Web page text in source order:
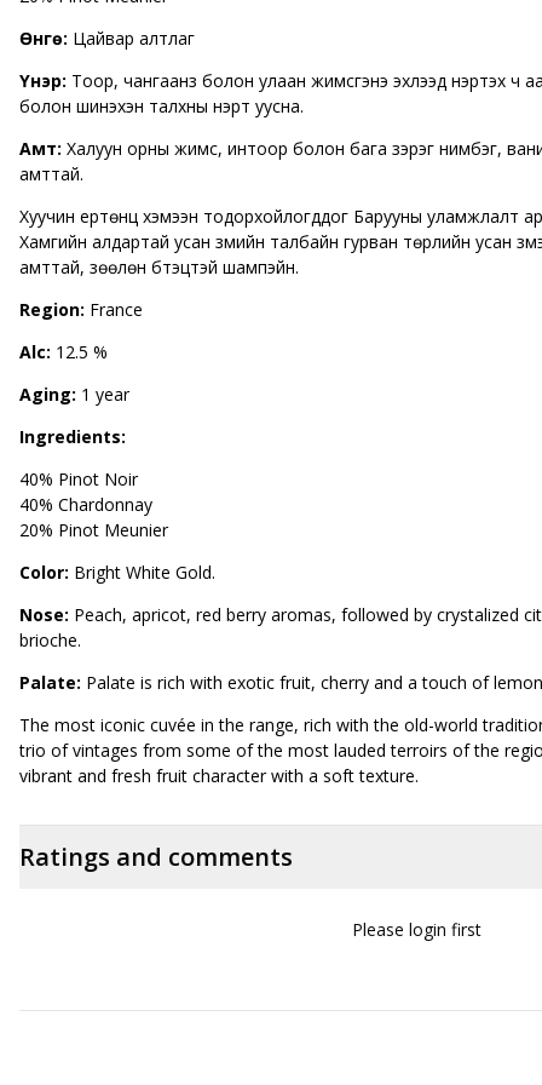
Өнгө: Цайвар алтлаг
Үнэр: Тоор, чангаанз болон улаан жимсгэнэ эхлээд үнэртэх ч
болон шинэхэн талхны үнэрт уусна.
Амт: Халуун орны жимс, интоор болон бага зэрэг нимбэг,
амттай.
Хуучин ертөнц хэмээн тодорхойлогддог Барууны уламжлалт
Хамгийн алдартай усан үзмийн талбайн гурван төрлийн усан
амттай, зөөлөн бүтэцтэй шампэйн.
Region: France
Alc: 12.5 %
Aging: 1 year
Ingredients:
40% Pinot Noir
40% Chardonnay
20% Pinot Meunier
Color: Bright White Gold.
Nose: Peach, apricot, red berry aromas, followed by crystalized
brioche.
Palate: Palate is rich with exotic fruit, cherry and a touch of
The most iconic cuvée in the range, rich with the old-world
trio of vintages from some of the most lauded terroirs of the
vibrant and fresh fruit character with a soft texture.
Ratings and comments
Please login first